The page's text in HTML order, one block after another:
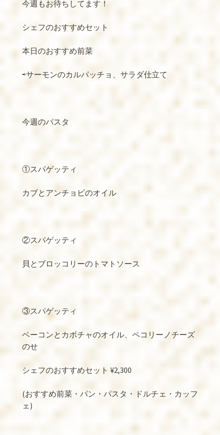
今週もお待ちしてます！
シェフのおすすめセット
本日のおすすめ前菜
⇨サーモンのカルパッチョ、サラダ仕立て
今週のパスタ
①スパゲッティ
カブとアンチョビのオイル
②スパゲッティ
貝とブロッコリーのトマトソース
③スパゲッティ
ベーコンとカボチャのオイル、ペコリーノチーズ
のせ
シェフのおすすめセット ¥2,300
(おすすめ前菜・パン・パスタ・ドルチェ・カッフ
ェ)